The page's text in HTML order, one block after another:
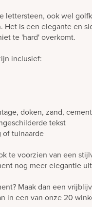
lettersteen, ook wel
Het is een elegante en
te 'hard' overkomt.
inclusief:
doken, zand,
tekst
of tuinaarde
te voorzien van een
nog meer elegantie
Maak dan een
in een van onze 20